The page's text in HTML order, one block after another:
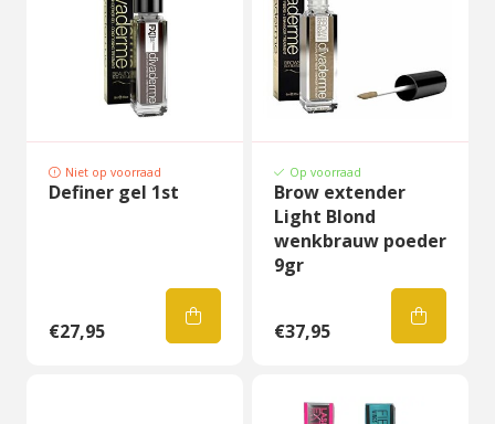
Niet op voorraad
Definer gel 1st
€27,95
Op voorraad
Brow extender
Light Blond
wenkbrauw poeder
9gr
€37,95